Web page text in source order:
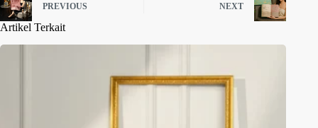
PREVIOUS NEXT
Artikel Terkait